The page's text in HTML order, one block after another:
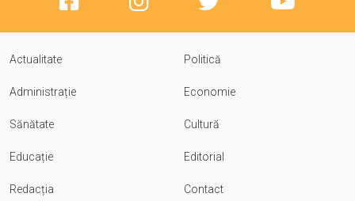
Actualitate Politică
Administrație Economie
Sănătate Cultură
Educație Editorial
Redacția Contact